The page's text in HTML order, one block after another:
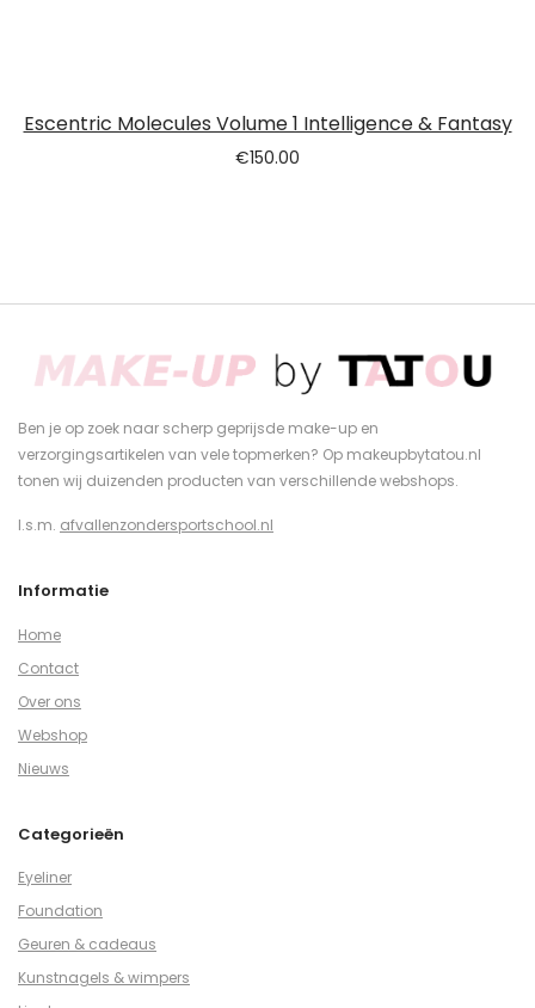
Escentric Molecules Volume 1 Intelligence & Fantasy
€150.00
Ben je op zoek naar scherp geprijsde make-up en
verzorgingsartikelen van vele topmerken? Op makeupbytatou.nl
tonen wij duizenden producten van verschillende webshops.
I.s.m. afvallenzondersportschool.nl
Informatie
Home
Contact
Over ons
Webshop
Nieuws
Categorieën
Eyeliner
Foundation
Geuren & cadeaus
Kunstnagels & wimpers